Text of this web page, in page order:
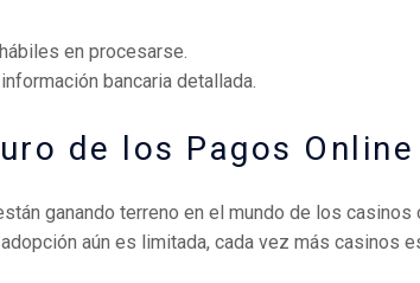
en procesarse.
bancaria detallada.
de los Pagos Online
ganando terreno en el mundo de los
aún es limitada, cada vez más casinos